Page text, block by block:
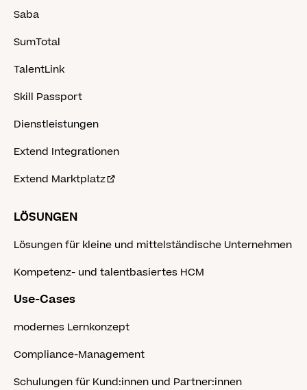
Saba
SumTotal
TalentLink
Skill Passport
Dienstleistungen
Extend Integrationen
Extend Marktplatz
LÖSUNGEN
Lösungen für kleine und mittelständische Unternehmen
Kompetenz- und talentbasiertes HCM
Use-Cases
modernes Lernkonzept
Compliance-Management
Schulungen für Kund:innen und Partner:innen